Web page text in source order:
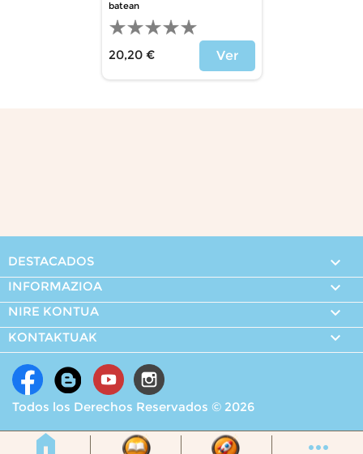
batean
20,20 €
Ver
DESTACADOS 
INFORMAZIOA 
NIRE KONTUA 
KONTAKTUAK 
Todos los Derechos Reservados © 2026